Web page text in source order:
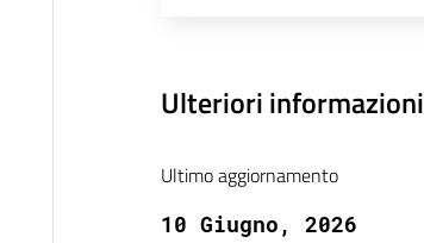
Ulteriori informazioni
Ultimo aggiornamento
10 Giugno, 2026